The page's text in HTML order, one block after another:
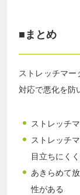
■まとめ
ストレッチマー
対応で悪化を防
ストレッチ
ストレッチ
目立ちにく
あきらめて
性がある